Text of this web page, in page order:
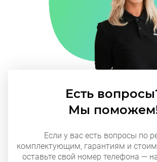
Есть
Мы
Если у вас есть вопросы по
комплектующим, гарантиям и
оставьте свой номер телефона —